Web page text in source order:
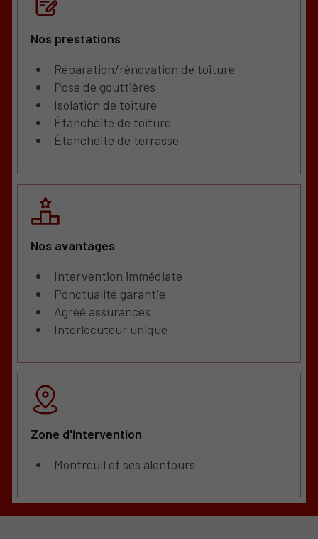
Nos prestations
Réparation/rénovation de toiture
Pose de gouttières
Isolation de toiture
Étanchéité de toiture
Étanchéité de terrasse
Nos avantages
Intervention immédiate
Ponctualité garantie
Agréé assurances
Interlocuteur unique
Zone d'intervention
Montreuil et ses alentours